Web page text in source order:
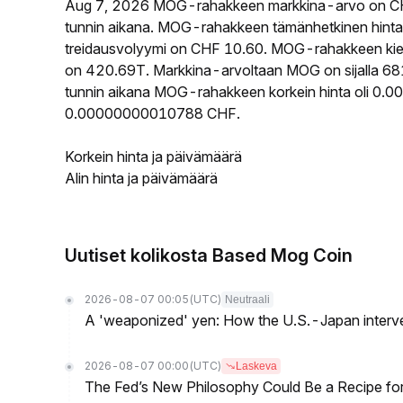
Aug 7, 2026 MOG-rahakkeen markkina-arvo on
tunnin aikana. MOG-rahakkeen tämänhetkinen
treidausvolyymi on CHF 10.60. MOG-rahakkeen
on 420.69T. Markkina-arvoltaan MOG on sijalla
tunnin aikana MOG-rahakkeen korkein hinta oli
0.00000000010788 CHF.
Korkein hinta ja päivämäärä
Alin hinta ja päivämäärä
Uutiset kolikosta Based Mog Coin
2026-08-07 00:05 (UTC) Neutraali
A 'weaponized' yen: How the U.S.-Japan
2026-08-07 00:00 (UTC) Laskeva
The Fed’s New Philosophy Could Be a Recipe